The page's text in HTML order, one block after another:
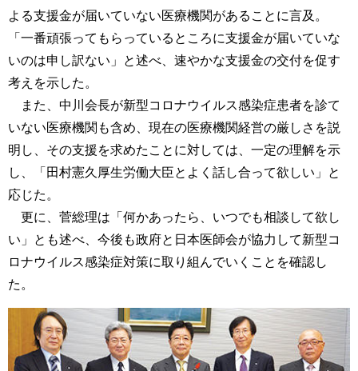
よる支援金が届いていない医療機関があることに言及。
「一番頑張ってもらっているところに支援金が届いていな
いのは申し訳ない」と述べ、速やかな支援金の交付を促す
考えを示した。
また、中川会長が新型コロナウイルス感染症患者を診て
いない医療機関も含め、現在の医療機関経営の厳しさを説
明し、その支援を求めたことに対しては、一定の理解を示
し、「田村憲久厚生労働大臣とよく話し合って欲しい」と
応じた。
更に、菅総理は「何かあったら、いつでも相談して欲し
い」とも述べ、今後も政府と日本医師会が協力して新型コ
ロナウイルス感染症対策に取り組んでいくことを確認し
た。